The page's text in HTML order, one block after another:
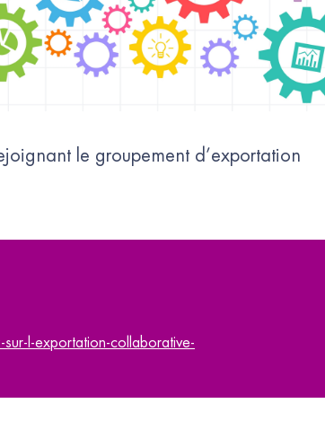
le groupement d’exportation
l-exportation-collaborative-